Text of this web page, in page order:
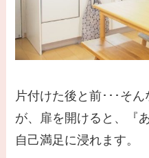
片付けた後と前･･･そ
が、扉を開けると、『
自己満足に浸れます。